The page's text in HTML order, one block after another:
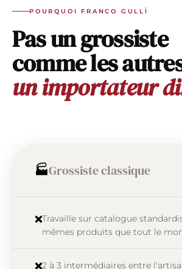
POURQUOI FRANCO GULLÌ
Pas un grossiste
comme les
un importateur
🏭Grossiste classique
❌Travaille sur catalogue
mêmes produits que tout le
❌2 à 3 intermédiaires entre